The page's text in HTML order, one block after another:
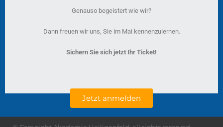
Genauso begeistert wie wir?
Dann freuen wir uns, Sie im Mai kennenzulernen.
Sichern Sie sich jetzt Ihr Ticket!
Jetzt anmelden